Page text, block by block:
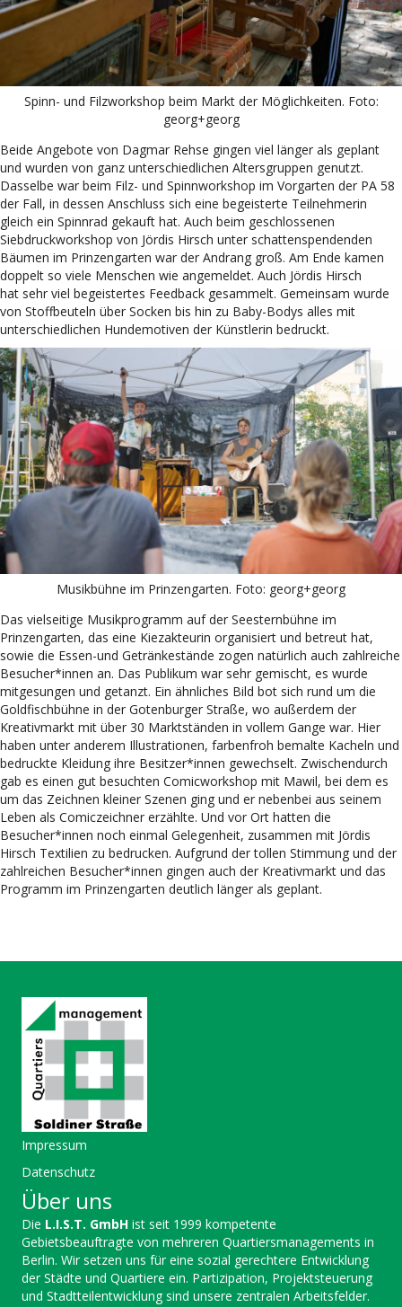
Spinn- und Filzworkshop beim Markt der Möglichkeiten. Foto:
georg+georg
Beide Angebote von Dagmar Rehse gingen viel länger als geplant
und wurden von ganz unterschiedlichen Altersgruppen genutzt.
Dasselbe war beim Filz- und Spinnworkshop im Vorgarten der PA 58
der Fall, in dessen Anschluss sich eine begeisterte Teilnehmerin
gleich ein Spinnrad gekauft hat. Auch beim geschlossenen
Siebdruckworkshop von Jördis Hirsch unter schattenspendenden
Bäumen im Prinzengarten war der Andrang groß. Am Ende kamen
doppelt so viele Menschen wie angemeldet. Auch Jördis Hirsch
hat sehr viel begeistertes Feedback gesammelt. Gemeinsam wurde
von Stoffbeuteln über Socken bis hin zu Baby-Bodys alles mit
unterschiedlichen Hundemotiven der Künstlerin bedruckt.
Musikbühne im Prinzengarten. Foto: georg+georg
Das vielseitige Musikprogramm auf der Seesternbühne im
Prinzengarten, das eine Kiezakteurin organisiert und betreut hat,
sowie die Essen-und Getränkestände zogen natürlich auch zahlreiche
Besucher*innen an. Das Publikum war sehr gemischt, es wurde
mitgesungen und getanzt. Ein ähnliches Bild bot sich rund um die
Goldfischbühne in der Gotenburger Straße, wo außerdem der
Kreativmarkt mit über 30 Marktständen in vollem Gange war. Hier
haben unter anderem Illustrationen, farbenfroh bemalte Kacheln und
bedruckte Kleidung ihre Besitzer*innen gewechselt. Zwischendurch
gab es einen gut besuchten Comicworkshop mit Mawil, bei dem es
um das Zeichnen kleiner Szenen ging und er nebenbei aus seinem
Leben als Comiczeichner erzählte. Und vor Ort hatten die
Besucher*innen noch einmal Gelegenheit, zusammen mit Jördis
Hirsch Textilien zu bedrucken. Aufgrund der tollen Stimmung und der
zahlreichen Besucher*innen gingen auch der Kreativmarkt und das
Programm im Prinzengarten deutlich länger als geplant.
Impressum
Datenschutz
Über uns
Die L.I.S.T. GmbH ist seit 1999 kompetente
Gebietsbeauftragte von mehreren Quartiersmanagements in
Berlin. Wir setzen uns für eine sozial gerechtere Entwicklung
der Städte und Quartiere ein. Partizipation, Projektsteuerung
und Stadtteilentwicklung sind unsere zentralen Arbeitsfelder.